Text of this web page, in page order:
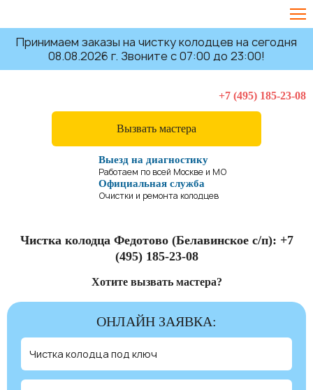
Принимаем заказы на чистку колодцев на сегодня
08.08.2026 г. Звоните с 07:00 до 23:00!
Вызвать мастера
Выезд на диагностику
Работаем по всей Москве и МО
Официальная служба
Очистки и ремонта колодцев
+7 (495) 185-23-08
Чистка колодца Федотово (Белавинское с/п): +7
(495) 185-23-08
Хотите вызвать мастера?
ОНЛАЙН ЗАЯВКА: